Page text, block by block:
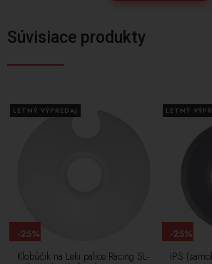
Súvisiace produkty
LETNÝ VÝPREDAJ
Klobúčik na Leki palice Racing SL-
-25%
LETNÝ
IPS
-25%